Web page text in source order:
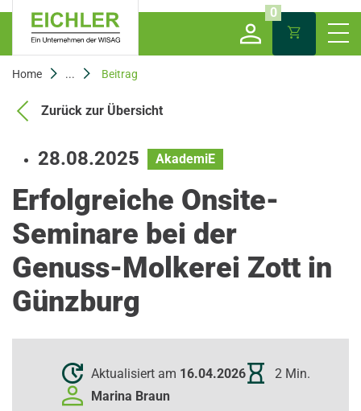
0
Home ... Beitrag
Zurück zur Übersicht
28.08.2025 AkademiE
Erfolgreiche Onsite-
Seminare bei der
Genuss-Molkerei Zott in
Günzburg
Aktualisiert am 16.04.2026
2 Min.
Marina Braun